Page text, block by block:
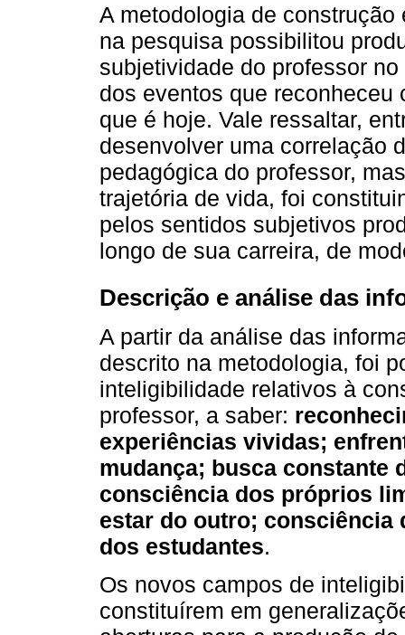
A metodologia de
na pesquisa possibilitou
subjetividade do professor
dos eventos que
que é hoje. Vale ressaltar,
desenvolver uma correlação
pedagógica do professor,
trajetória de vida, foi
pelos sentidos subjetivos
longo de sua carreira, de
Descrição e análise das
A partir da análise das
descrito na metodologia, foi
inteligibilidade relativos à
professor, a saber:
experiências vividas;
mudança; busca constante
consciência dos próprios
estar do outro; consciência
dos estudantes.
Os novos campos de
constituírem em